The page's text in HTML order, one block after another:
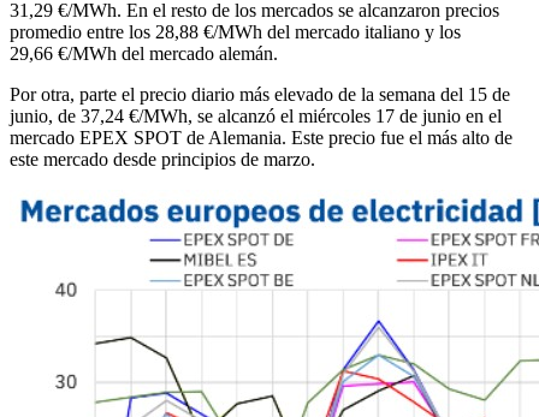
31,29 €/MWh. En el resto de los mercados se alcanzaron precios
promedio entre los 28,88 €/MWh del mercado italiano y los
29,66 €/MWh del mercado alemán.
Por otra, parte el precio diario más elevado de la semana del 15 de
junio, de 37,24 €/MWh, se alcanzó el miércoles 17 de junio en el
mercado EPEX SPOT de Alemania. Este precio fue el más alto de
este mercado desde principios de marzo.